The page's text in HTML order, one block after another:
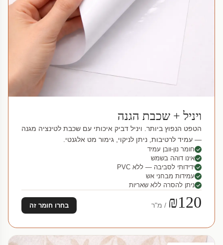
ויניל + שכבת הגנה
הטפט הנפוץ ביותר. ויניל דביק איכותי עם שכבת לטינציה מגנה
— עמיד לרטיבות, ניתן לניקוי, גימור מט אלגנטי.
חומר נון-וובן עמיד
אינו דוהה בשמש
ידידותי לסביבה — ללא PVC
עמידות מבחני אש
ניתן להסרה ללא שאריות
₪120 / מ"ר בחרו חומר זה